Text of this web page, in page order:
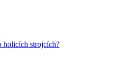
holicích strojcích?